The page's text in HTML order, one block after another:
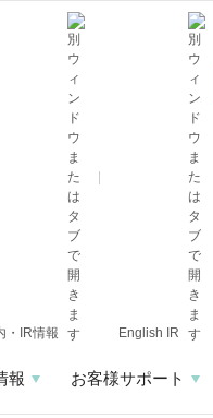
・IR情報 English IR
報 お客様サポート